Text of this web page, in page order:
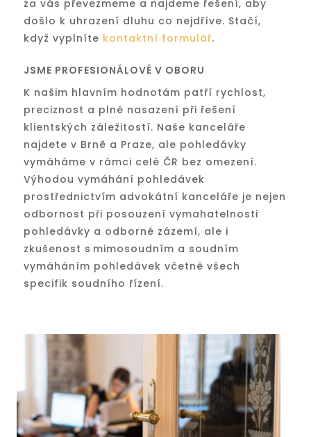
za vás převezmeme a najdeme řešení, aby
došlo k uhrazení dluhu co nejdříve. Stačí,
když vyplníte kontaktní formulář.
JSME PROFESIONÁLOVÉ V OBORU
K našim hlavním hodnotám patří rychlost,
preciznost a plné nasazení při řešení
klientských záležitostí. Naše kanceláře
najdete v Brně a Praze, ale pohledávky
vymáháme v rámci celé ČR bez omezení.
Výhodou vymáhání pohledávek
prostřednictvím advokátní kanceláře je nejen
odbornost při posouzení vymahatelnosti
pohledávky a odborné zázemí, ale i
zkušenost s mimosoudním a soudním
vymáháním pohledávek včetně všech
specifik soudního řízení.